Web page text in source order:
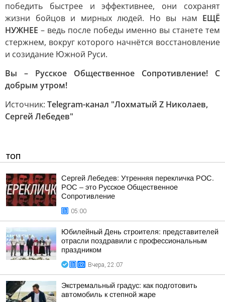
победить быстрее и эффективнее, они сохранят
жизни бойцов и мирных людей. Но вы нам ЕЩЁ
НУЖНЕЕ – ведь после победы именно вы станете тем
стержнем, вокруг которого начнётся восстановление
и созидание Южной Руси.
Вы – Русское Общественное Сопротивление! С
добрым утром!
Источник: Telegram-канал "Лохматый Z Николаев,
Сергей Лебедев"
ТОП
Сергей Лебедев: Утренняя перекличка РОС.
РОС – это Русское Общественное
Сопротивление
05:00
Юбилейный День строителя: представителей
отрасли поздравили с профессиональным
праздником
Вчера, 22:07
Экстремальный градус: как подготовить
автомобиль к степной жаре